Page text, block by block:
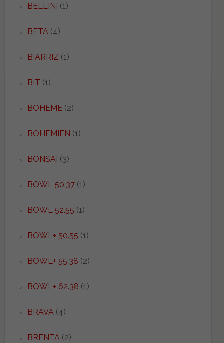
BELLINI (1)
BETA(4)
BIARRIZ (1)
BIT (1)
BOHEME(2)
BOHEMIEN (1)
BONSAI (3)
BOWL 50.37(1)
BOWL 52.55 (1)
BOWL+ 50.55 (1)
BOWL+ 55.38 (2)
BOWL+ 62.38 (1)
BRAVA(4)
BRENTA(2)